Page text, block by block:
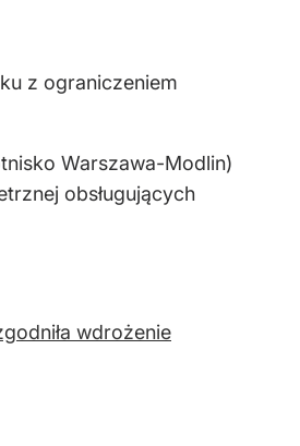
z ograniczeniem
Warszawa-Modlin)
obsługujących
wdrożenie